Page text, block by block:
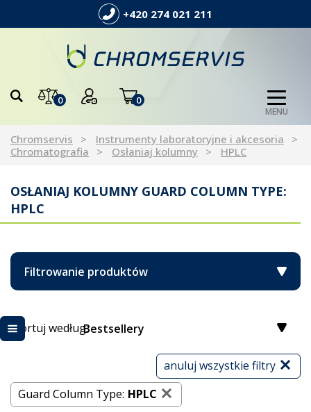
+420 274 021 211
0 0
MENU
Chromservis
Instrumenty laboratoryjne i akcesoria
Chromatografia
Osłaniaj kolumny HPLC
OSŁANIAJ KOLUMNY GUARD COLUMN TYPE:
HPLC
Filtrowanie produktów
Sortuj według:Bestsellery
anuluj wszystkie filtry
Guard Column Type: HPLC